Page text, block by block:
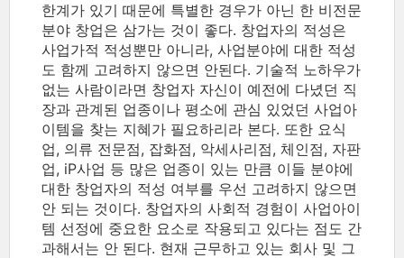
한계가 있기 때문에 특별한 경우가 아닌 한 비전문
분야 창업은 삼가는 것이 좋다. 창업자의 적성은
사업가적 적성뿐만 아니라, 사업분야에 대한 적성
도 함께 고려하지 않으면 안된다. 기술적 노하우가
없는 사람이라면 창업자 자신이 예전에 다녔던 직
장과 관계된 업종이나 평소에 관심 있었던 사업아
이템을 찾는 지혜가 필요하리라 본다. 또한 요식
업, 의류 전문점, 잡화점, 악세사리점, 체인점, 자판
업, iP사업 등 많은 업종이 있는 만큼 이들 분야에
대한 창업자의 적성 여부를 우선 고려하지 않으면
안 되는 것이다. 창업자의 사회적 경험이 사업아이
템 선정에 중요한 요소로 작용되고 있다는 점도 간
과해서는 안 된다. 현재 근무하고 있는 회사 및 그